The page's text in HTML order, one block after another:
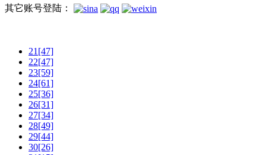
其它账号登陆：
21[47]
22[47]
23[59]
24[61]
25[36]
26[31]
27[34]
28[49]
29[44]
30[26]